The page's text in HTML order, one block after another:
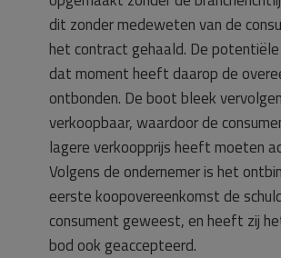
dit zonder medeweten van de
het contract gehaald. De
dat moment heeft daarop de
ontbonden. De boot bleek
verkoopbaar, waardoor de
lagere verkoopprijs heeft moeten
Volgens de ondernemer is het
eerste koopovereenkomst de
consument geweest, en heeft zij
bod ook geaccepteerd.